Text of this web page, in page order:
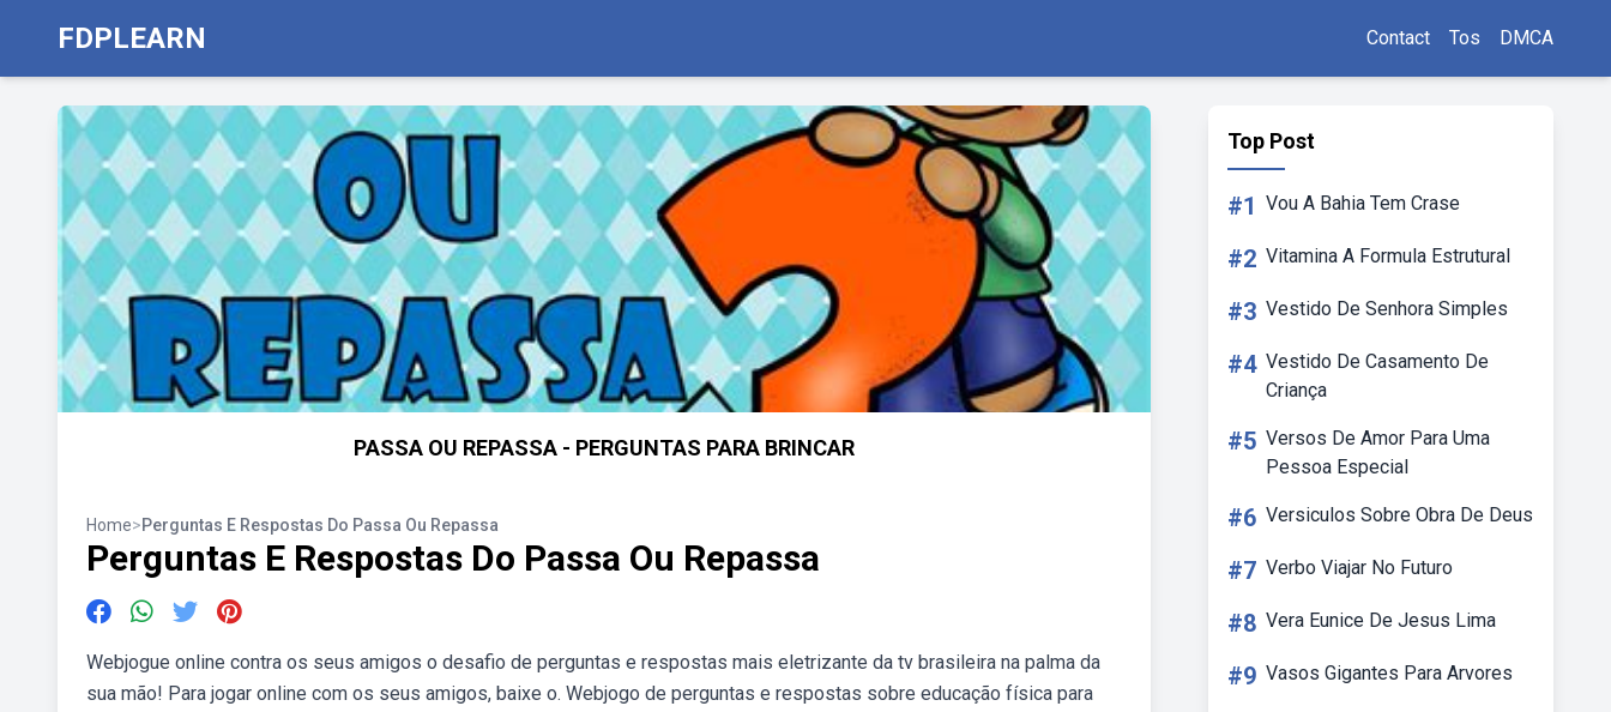
FDPLEARN Contact Tos DMCA
PASSA OU REPASSA - PERGUNTAS PARA BRINCAR
Home>Perguntas E Respostas Do Passa Ou Repassa
Perguntas E Respostas Do Passa Ou Repassa
Webjogue online contra os seus amigos o desafio de perguntas e respostas mais eletrizante da tv brasileira na palma da
sua mão! Para jogar online com os seus amigos, baixe o. Webjogo de perguntas e respostas sobre educação física para
Top Post
#1 Vou A Bahia Tem Crase
#2 Vitamina A Formula Estrutural
#3 Vestido De Senhora Simples
#4 Vestido De Casamento De
Criança
#5 Versos De Amor Para Uma
Pessoa Especial
#6 Versiculos Sobre Obra De Deus
#7 Verbo Viajar No Futuro
#8 Vera Eunice De Jesus Lima
#9 Vasos Gigantes Para Arvores